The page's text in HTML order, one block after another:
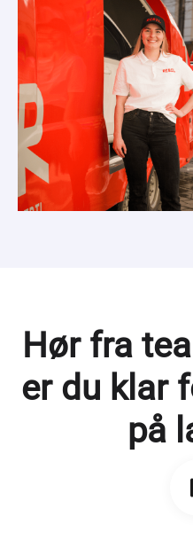
Hør fra
er du klar
på